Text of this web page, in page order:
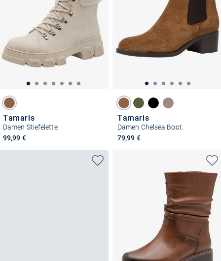
Tamaris
Damen Stiefelette
99,99 €
Tamaris
Damen Chelsea Boot
79,99 €